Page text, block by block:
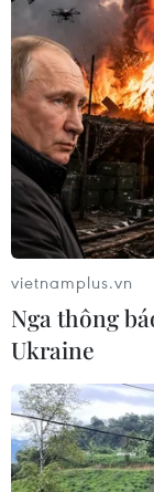
vietnamplus.vn
Nga thông
Ukraine